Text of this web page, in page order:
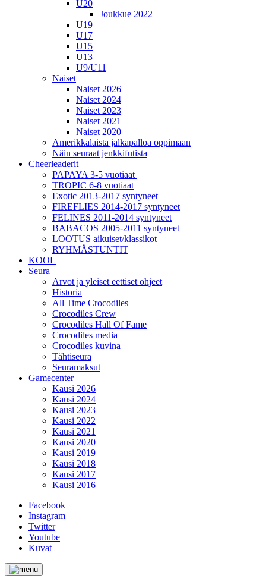
U20
Joukkue 2022
U19
U17
U15
U13
U9/U11
Naiset
Naiset 2026
Naiset 2024
Naiset 2023
Naiset 2021
Naiset 2020
Amerikkalaista jalkapalloa oppimaan
Näin seuraat jenkkifutista
Cheerleaderit
PAPAYA 3-5 vuotiaat
TROPIC 6-8 vuotiaat
Exotic 2013-2017 syntyneet
FIREFLIES 2014-2017 syntyneet
FELINES 2011-2014 syntyneet
BABACOS 2005-2011 syntyneet
LOOTUS aikuiset/klassikot
RYHMÄSTUNTIT
KOOL
Seura
Arvot ja yleiset eettiset ohjeet
Historia
All Time Crocodiles
Crocodiles Crew
Crocodiles Hall Of Fame
Crocodiles media
Crocodiles kuvina
Tähtiseura
Seuramaksut
Gamecenter
Kausi 2026
Kausi 2024
Kausi 2023
Kausi 2022
Kausi 2021
Kausi 2020
Kausi 2019
Kausi 2018
Kausi 2017
Kausi 2016
Facebook
Instagram
Twitter
Youtube
Kuvat